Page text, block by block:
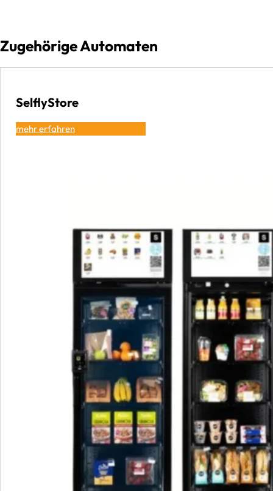
Zugehörige Automaten
SelflyStore
mehr erfahren